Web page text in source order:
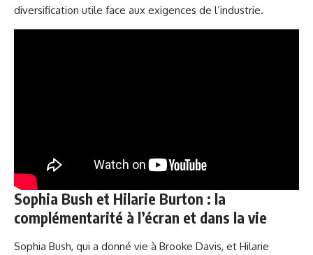
diversification utile face aux exigences de l’industrie.
Sophia Bush et Hilarie Burton : la
complémentarité à l’écran et dans la vie
Sophia Bush, qui a donné vie à Brooke Davis, et Hilarie